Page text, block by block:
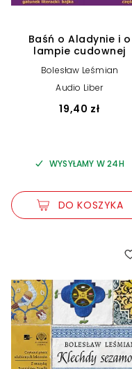
Baśń o Aladynie i o
lampie cudownej
Bolesław Leśmian
Audio Liber
19,40 zł
WYSYŁAMY W 24H
DO KOSZYKA